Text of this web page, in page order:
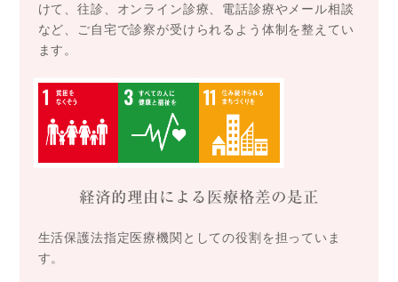
けて、往診、オンライン診療、電話診療やメール相談
など、ご自宅で診察が受けられるよう体制を整えてい
ます。
経済的理由による医療格差の是正
生活保護法指定医療機関としての役割を担っていま
す。